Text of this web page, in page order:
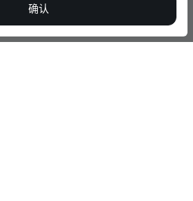
确认
拒绝可选的Cookie